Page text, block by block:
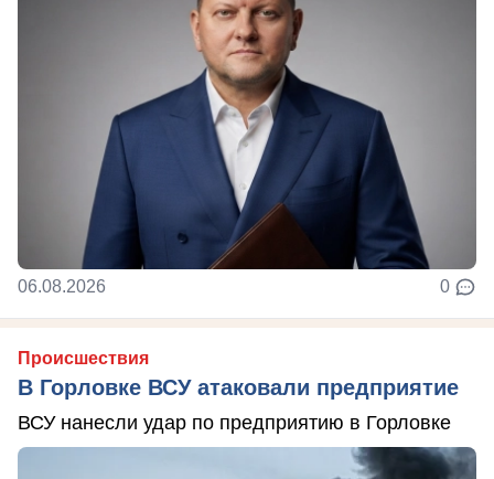
06.08.2026 0
Происшествия
В Горловке ВСУ атаковали предприятие
ВСУ нанесли удар по предприятию в Горловке